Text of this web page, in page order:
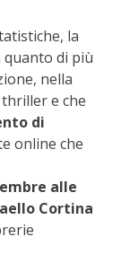
la
quanto di più
nella
e che
di
online che
alle
Cortina